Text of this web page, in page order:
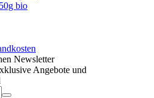
bio
Newsletter
Angebote und